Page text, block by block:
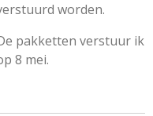
worden.
pakketten verstuur ik
8 mei.